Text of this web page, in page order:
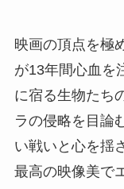
映画の頂点を極
が13年間心血を
に宿る生物たち
ラの侵略を目論
い戦いと心を揺
最高の映像美で